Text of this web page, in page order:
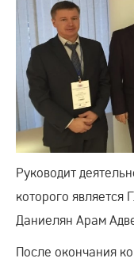
Руководит
которого
Даниелян Арам
После окончания